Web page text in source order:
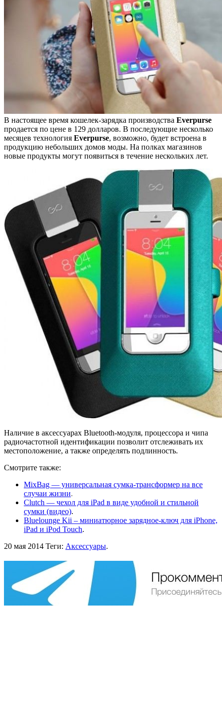
В настоящее время кошелек-зарядка производства Everpurse
продается по цене в 129 долларов. В последующие несколько
месяцев технология Everpurse, возможно, будет встроена в
продукцию небольших домов моды. На полках магазинов
новые продукты могут появиться в течение нескольких лет.
Наличие в аксессуарах Bluetooth-модуля, процессора и чипа
радиочастотной идентификации позволит отслеживать их
местоположение, а также определять подлинность.
Смотрите также:
MixBag — универсальная сумка-трансформер на все
случаи жизни.
Clutch — чехол для iPad в виде удобной и стильной
сумки (видео).
Bluelounge Kii – миниатюрное зарядное-ключ для iPhone,
iPad и iPod Touch.
20 мая 2014 Теги: Аксессуары.